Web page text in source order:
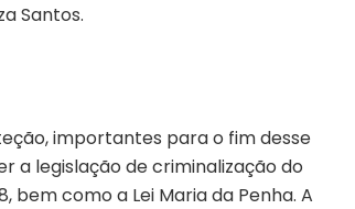
Santos.
importantes para o fim desse
a legislação de criminalização do
bem como a Lei Maria da Penha. A